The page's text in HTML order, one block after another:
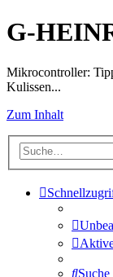
G-
Mikrocontroller:
Kulissen...
Zum Inhalt
Suche